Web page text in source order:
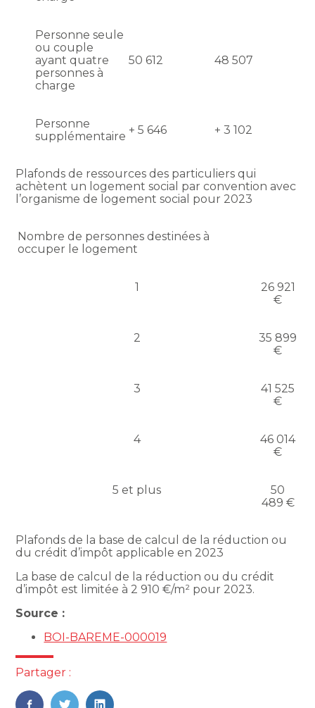
Personne seule
ou couple
ayant quatre
personnes à
charge
50 612 48 507
Personne
supplémentaire + 5 646 + 3 102
Plafonds de ressources des particuliers qui
achètent un logement social par convention avec
l’organisme de logement social pour 2023
Nombre de personnes destinées à
occuper le logement
1
26 921
€
2
35 899
€
3
41 525
€
4
46 014
€
5 et plus
50
489 €
Plafonds de la base de calcul de la réduction ou
du crédit d’impôt applicable en 2023
La base de calcul de la réduction ou du crédit
d’impôt est limitée à 2 910 €/m² pour 2023.
Source :
BOI-BAREME-000019
Partager :